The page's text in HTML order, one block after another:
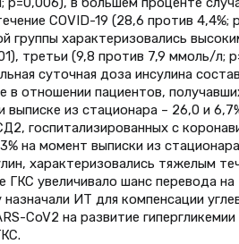
COVID-19 (28,6 против 4,4%;
группы характеризовались
третьи (9,8 против 7,9 ммоль/л;
суточная доза инсулина
отношении пациентов,
из стационара – 26,0 и
госпитализированных с
на момент выписки из
характеризовались тяжелым
ГКС увеличивало шанс перевода
ИТ для компенсации
CoV2 на развитие